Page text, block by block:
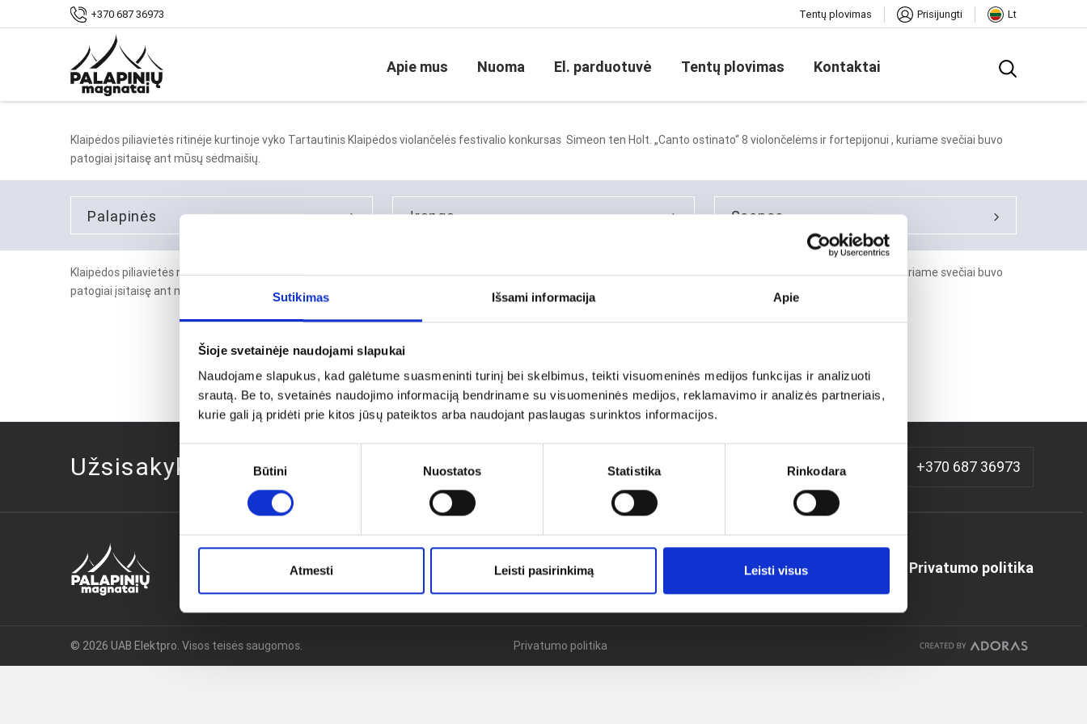
Sutikimas Išsami informacija Apie
Šioje svetainėje naudojami slapukai
Naudojame slapukus, kad galėtume suasmeninti turinį bei skelbimus, teikti visuomeninės medijos funkcijas ir analizuoti
srautą. Be to, svetainės naudojimo informaciją bendriname su visuomeninės medijos, reklamavimo ir analizės partneriais,
kurie gali ją pridėti prie kitos jūsų pateiktos arba naudojant paslaugas surinktos informacijos.
pasirinkimas
Būtini Nuostatos Statistika Rinkodara
Atmesti Leisti pasirinkimą Leisti visus
+370 687 36973 Tentų plovimas Prisijungti Lt
Apie mus Nuoma El. parduotuvė Tentų plovimas Kontaktai
Atlikti darbai
Pradžia darbai
Klaipėdos piliavietės ritinėje kurtinoje vyko Tartautinis Klaipėdos violančelės festivalio konkursas Simeon ten Holt. „Canto ostinato“ 8 violončelėms ir fortepijonui , kuriame svečiai buvo
patogiai įsitaisę ant mūsų sėdmaišių.
palapinės įranga scenos
Klaipėdos piliavietės ritinėje kurtinoje vyko Tartautinis Klaipėdos violančelės festivalio konkursas Simeon ten Holt. „Canto ostinato“ 8 violončelėms ir fortepijonui , kuriame svečiai buvo
patogiai įsitaisę ant mūsų sėdmaišių.
Užsisakykite naujienlaiškį +370 687 36973
Privatumo politika
© 2026 UAB Elektpro. Visos teisės saugomos. Privatumo politika